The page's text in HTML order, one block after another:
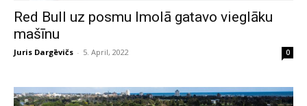
Red Bull uz posmu Imolā gatavo vieglāku
mašīnu
Juris Dargēvičs - 5. April, 2022 0